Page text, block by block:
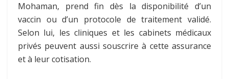
Mohaman, prend fin dès la disponibilité d’un
vaccin ou d’un protocole de traitement validé.
Selon lui, les cliniques et les cabinets médicaux
privés peuvent aussi souscrire à cette assurance
et à leur cotisation.